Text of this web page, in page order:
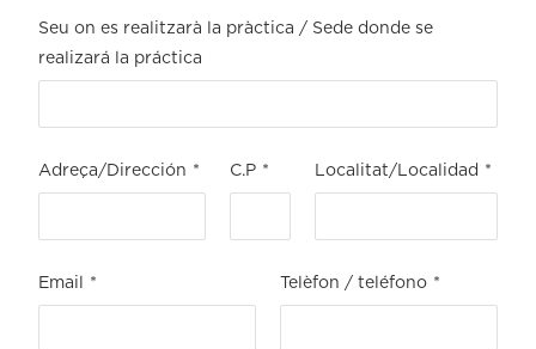
Seu on es realitzarà la pràctica / Sede donde se
realizará la práctica
Adreça/Dirección * C.P * Localitat/Localidad *
Email * Telèfon / teléfono *